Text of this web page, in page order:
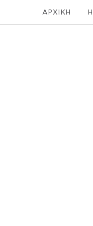
ΑΡΧΙΚΗ